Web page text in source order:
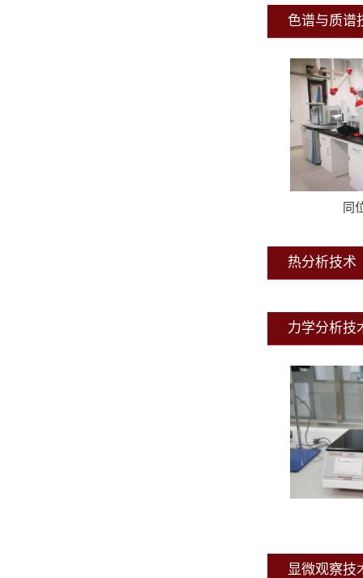
色谱与质谱
同
热分析技术
力学分析技
显微观察技